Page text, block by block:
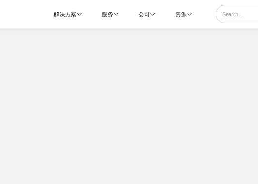
解决方案 服务 公司 资源